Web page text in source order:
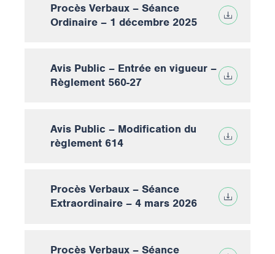
Procès Verbaux – Séance
Ordinaire – 1 décembre 2025
Avis Public – Entrée en vigueur –
Règlement 560-27
Avis Public – Modification du
règlement 614
Procès Verbaux – Séance
Extraordinaire – 4 mars 2026
Procès Verbaux – Séance